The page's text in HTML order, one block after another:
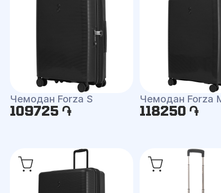
Чемодан Forza S
109725 ֏
Чемодан Forza
118250 ֏